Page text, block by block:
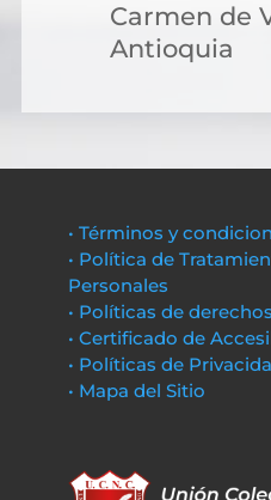
Carmen de
Antioquia
• Términos y
• Política de
Personales
• Políticas de
• Certificado de
• Políticas de
• Mapa del Sitio